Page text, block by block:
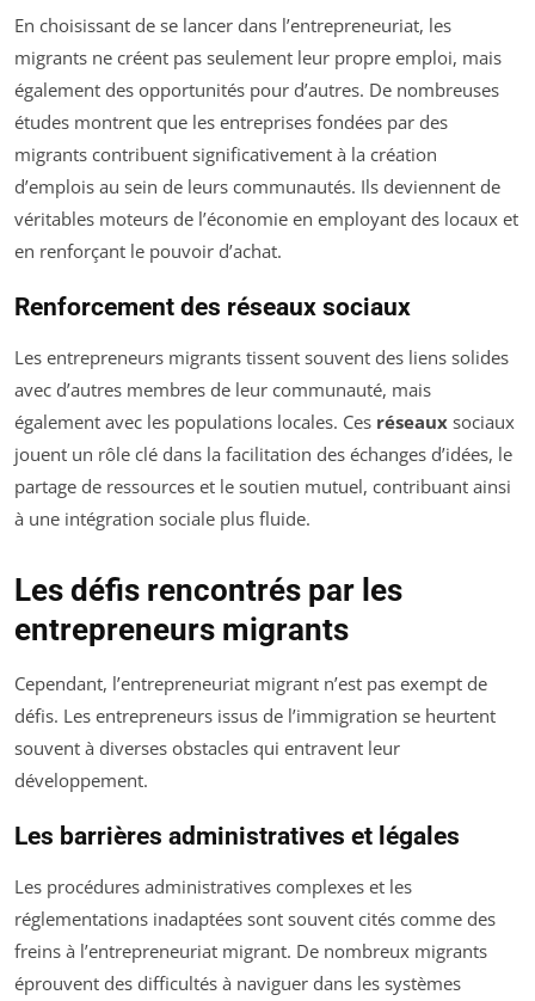
En choisissant de se lancer dans l’entrepreneuriat, les
migrants ne créent pas seulement leur propre emploi, mais
également des opportunités pour d’autres. De nombreuses
études montrent que les entreprises fondées par des
migrants contribuent significativement à la création
d’emplois au sein de leurs communautés. Ils deviennent de
véritables moteurs de l’économie en employant des locaux et
en renforçant le pouvoir d’achat.
Renforcement des réseaux sociaux
Les entrepreneurs migrants tissent souvent des liens solides
avec d’autres membres de leur communauté, mais
également avec les populations locales. Ces réseaux sociaux
jouent un rôle clé dans la facilitation des échanges d’idées, le
partage de ressources et le soutien mutuel, contribuant ainsi
à une intégration sociale plus fluide.
Les défis rencontrés par les
entrepreneurs migrants
Cependant, l’entrepreneuriat migrant n’est pas exempt de
défis. Les entrepreneurs issus de l’immigration se heurtent
souvent à diverses obstacles qui entravent leur
développement.
Les barrières administratives et légales
Les procédures administratives complexes et les
réglementations inadaptées sont souvent cités comme des
freins à l’entrepreneuriat migrant. De nombreux migrants
éprouvent des difficultés à naviguer dans les systèmes